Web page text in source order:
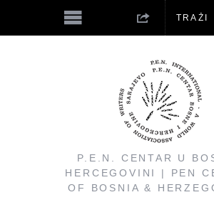
P.E.N. CENTAR U
HERCEGOVINI | PEN
OF BOSNIA &